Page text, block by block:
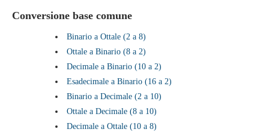
Conversione base comune
Binario a Ottale (2 a 8)
Ottale a Binario (8 a 2)
Decimale a Binario (10 a 2)
Esadecimale a Binario (16 a 2)
Binario a Decimale (2 a 10)
Ottale a Decimale (8 a 10)
Decimale a Ottale (10 a 8)